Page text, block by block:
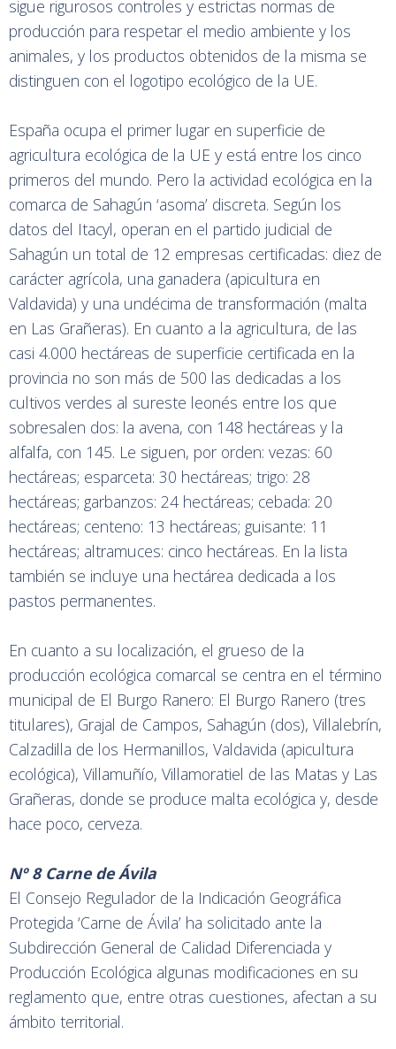
sigue rigurosos controles y estrictas normas de
producción para respetar el medio ambiente y los
animales, y los productos obtenidos de la misma se
distinguen con el logotipo ecológico de la UE.
España ocupa el primer lugar en superficie de
agricultura ecológica de la UE y está entre los cinco
primeros del mundo. Pero la actividad ecológica en la
comarca de Sahagún ‘asoma’ discreta. Según los
datos del Itacyl, operan en el partido judicial de
Sahagún un total de 12 empresas certificadas: diez de
carácter agrícola, una ganadera (apicultura en
Valdavida) y una undécima de transformación (malta
en Las Grañeras). En cuanto a la agricultura, de las
casi 4.000 hectáreas de superficie certificada en la
provincia no son más de 500 las dedicadas a los
cultivos verdes al sureste leonés entre los que
sobresalen dos: la avena, con 148 hectáreas y la
alfalfa, con 145. Le siguen, por orden: vezas: 60
hectáreas; esparceta: 30 hectáreas; trigo: 28
hectáreas; garbanzos: 24 hectáreas; cebada: 20
hectáreas; centeno: 13 hectáreas; guisante: 11
hectáreas; altramuces: cinco hectáreas. En la lista
también se incluye una hectárea dedicada a los
pastos permanentes.
En cuanto a su localización, el grueso de la
producción ecológica comarcal se centra en el término
municipal de El Burgo Ranero: El Burgo Ranero (tres
titulares), Grajal de Campos, Sahagún (dos), Villalebrín,
Calzadilla de los Hermanillos, Valdavida (apicultura
ecológica), Villamuñío, Villamoratiel de las Matas y Las
Grañeras, donde se produce malta ecológica y, desde
hace poco, cerveza.
Nº 8 Carne de Ávila
El Consejo Regulador de la Indicación Geográfica
Protegida ‘Carne de Ávila’ ha solicitado ante la
Subdirección General de Calidad Diferenciada y
Producción Ecológica algunas modificaciones en su
reglamento que, entre otras cuestiones, afectan a su
ámbito territorial.